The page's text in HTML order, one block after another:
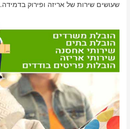
שעושים שירות של אריזה ופירוק בדמידה.